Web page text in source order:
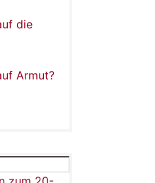
die
Armut?